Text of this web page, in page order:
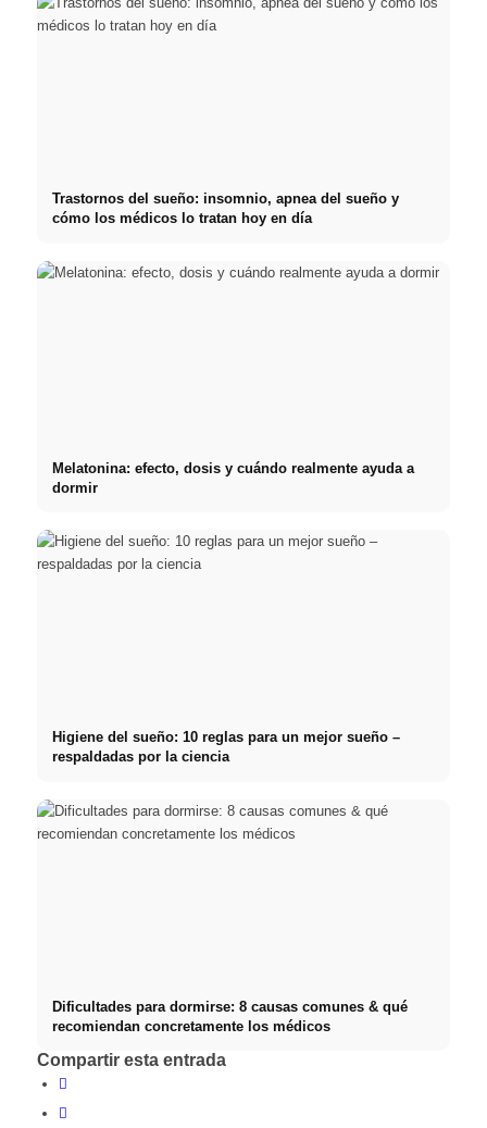
Trastornos del sueño: insomnio, apnea del sueño y
cómo los médicos lo tratan hoy en día
Melatonina: efecto, dosis y cuándo realmente ayuda a
dormir
Higiene del sueño: 10 reglas para un mejor sueño –
respaldadas por la ciencia
Dificultades para dormirse: 8 causas comunes & qué
recomiendan concretamente los médicos
Compartir esta entrada